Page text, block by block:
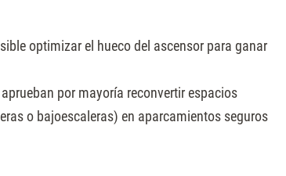
optimizar el hueco del ascensor para ganar
por mayoría reconvertir espacios
o bajoescaleras) en aparcamientos seguros